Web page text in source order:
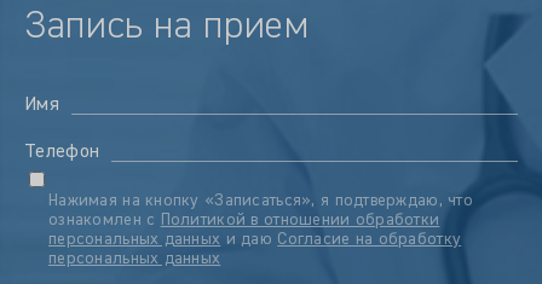
Запись на прием
Имя
Телефон
Нажимая на кнопку «Записаться», я подтверждаю, что
ознакомлен с
Политикой в отношении обработки
персональных данных и даю Согласие на обработку
персональных данных